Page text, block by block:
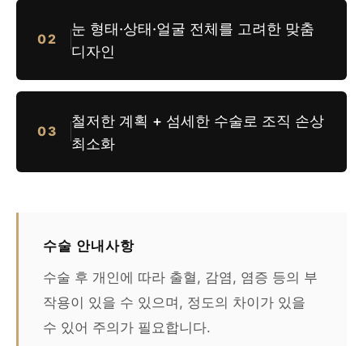
02
눈 형태·상태·얼굴 전체를 고려한 맞춤
디자인
03
철저한 계획 + 섬세한 수술로 조직 손상
최소화
수술 안내사항
수술 후 개인에 따라 출혈, 감염, 염증 등의 부
작용이 있을 수 있으며, 정도의 차이가 있을
수 있어 주의가 필요합니다.